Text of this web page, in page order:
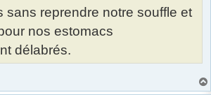
sans reprendre notre souffle et
nos estomacs
délabrés.